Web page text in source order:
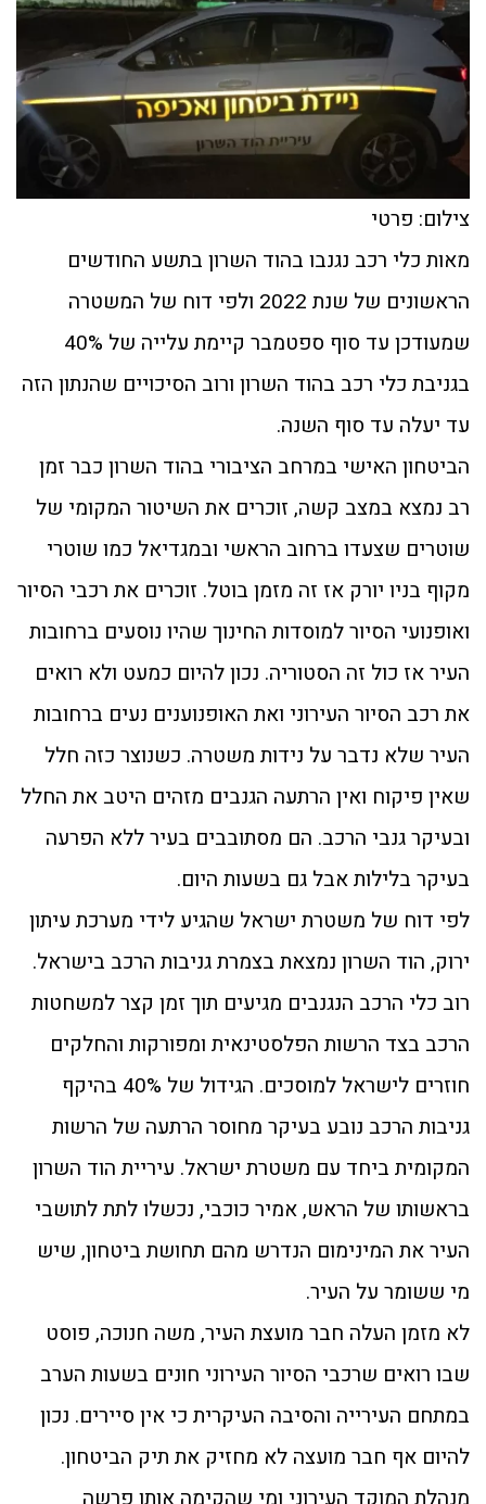
צילום: פרטי
מאות כלי רכב נגנבו בהוד השרון בתשע החודשים
הראשונים של שנת 2022 ולפי דוח של המשטרה
שמעודכן עד סוף ספטמבר קיימת עלייה של 40%
בגניבת כלי רכב בהוד השרון ורוב הסיכויים שהנתון הזה
עד יעלה עד סוף השנה.
הביטחון האישי במרחב הציבורי בהוד השרון כבר זמן
רב נמצא במצב קשה, זוכרים את השיטור המקומי של
שוטרים שצעדו ברחוב הראשי ובמגדיאל כמו שוטרי
מקוף בניו יורק אז זה מזמן בוטל. זוכרים את רכבי הסיור
ואופנועי הסיור למוסדות החינוך שהיו נוסעים ברחובות
העיר אז כול זה הסטוריה. נכון להיום כמעט ולא רואים
את רכב הסיור העירוני ואת האופנוענים נעים ברחובות
העיר שלא נדבר על נידות משטרה. כשנוצר כזה חלל
שאין פיקוח ואין הרתעה הגנבים מזהים היטב את החלל
ובעיקר גנבי הרכב. הם מסתובבים בעיר ללא הפרעה
בעיקר בלילות אבל גם בשעות היום.
לפי דוח של משטרת ישראל שהגיע לידי מערכת עיתון
ירוק, הוד השרון נמצאת בצמרת גניבות הרכב בישראל.
רוב כלי הרכב הנגנבים מגיעים תוך זמן קצר למשחטות
הרכב בצד הרשות הפלסטינאית ומפורקות והחלקים
חוזרים לישראל למוסכים. הגידול של 40% בהיקף
גניבות הרכב נובע בעיקר מחוסר הרתעה של הרשות
המקומית ביחד עם משטרת ישראל. עיריית הוד השרון
בראשותו של הראש, אמיר כוכבי, נכשלו לתת לתושבי
העיר את המינימום הנדרש מהם תחושת ביטחון, שיש
מי ששומר על העיר.
לא מזמן העלה חבר מועצת העיר, משה חנוכה, פוסט
שבו רואים שרכבי הסיור העירוני חונים בשעות הערב
במתחם העירייה והסיבה העיקרית כי אין סיירים. נכון
להיום אף חבר מועצה לא מחזיק את תיק הביטחון.